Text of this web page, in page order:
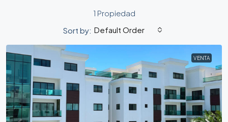
1 Propiedad
Sort by: Default Order
VENTA